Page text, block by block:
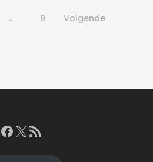
… 9 Volgende
Facebook
X RSS feed